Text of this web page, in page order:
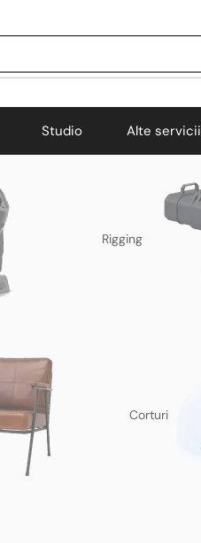
Studio Alte servicii
Rigging
Corturi